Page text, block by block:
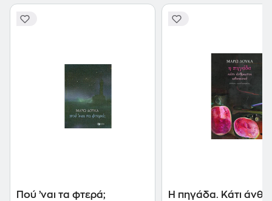
Πού ’ναι τα φτερά;
Η πηγάδα. Κάτι